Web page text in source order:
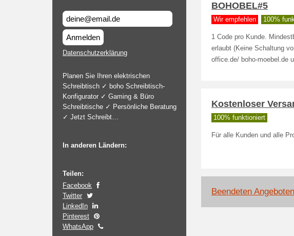
Anmelden
Datenschutzerklärung
Planen Sie Ihren elektrischen
Schreibtisch ✓ boho Schreibtisch-
Konfigurator ✓ Gaming & Büro
Schreibtische ✓ Persönliche Beratung
✓ Jetzt Schreibt…
In anderen Ländern:
Teilen:
Facebook
Twitter
LinkedIn
Pinterest
WhatsApp
BOHOBEL#5
Wir empfehlen 100%
1 Code pro Kunde.
erlaubt (Keine Schaltung
office.de/ boho-moebel.de
Kostenloser
100% funktioniert
Für alle Kunden und alle
Beendeten